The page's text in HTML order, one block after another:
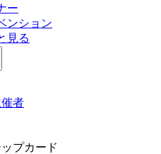
ー
ンション
見る
者
プカード